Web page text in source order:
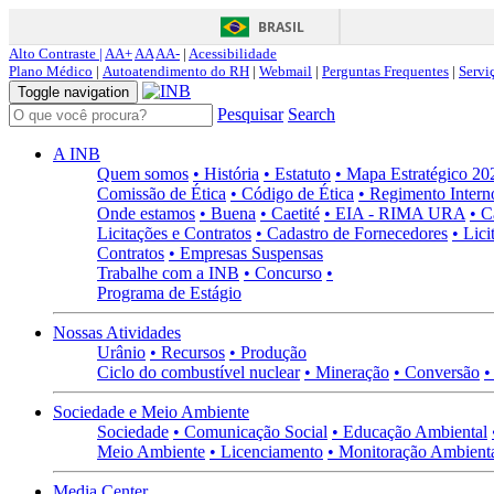
BRASIL
Alto Contraste | AA+AAAA- | Acessibilidade
Plano Médico | Autoatendimento do RH | Webmail | Perguntas Frequentes |
Toggle navigation
Pesquisar Search
A INB
Quem somos • História • Estatuto • Mapa Estratégico
Comissão de Ética • Código de Ética • Regimento
Onde estamos • Buena • Caetité • EIA - RIMA URA •
Licitações e Contratos • Cadastro de Fornecedores •
Contratos • Empresas Suspensas
Trabalhe com a INB • Concurso •
Programa de Estágio
Nossas Atividades
Urânio • Recursos • Produção
Ciclo do combustível nuclear • Mineração • Conversão
Sociedade e Meio Ambiente
Sociedade • Comunicação Social • Educação Ambiental
Meio Ambiente • Licenciamento • Monitoração